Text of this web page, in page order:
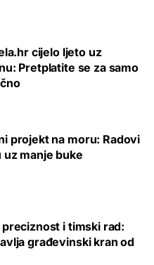
cijelo ljeto uz
Pretplatite se za samo
projekt na moru: Radovi
manje buke
i timski rad:
građevinski kran od